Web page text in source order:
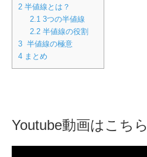
2 半値線とは？
2.13つの半値線
2.2半値線の役割
3 半値線の極意
4 まとめ
Youtube動画はこちら